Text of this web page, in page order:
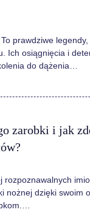
prawdziwe legendy,
Ich osiągnięcia i
do dążenia…
zarobki i jak
nożnej dzięki swoim